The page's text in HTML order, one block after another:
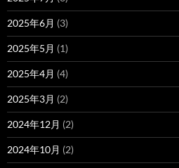
2025年6月 (3)
2025年5月 (1)
2025年4月 (4)
2025年3月 (2)
2024年12月 (2)
2024年10月 (2)